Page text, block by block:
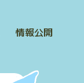
情報公開